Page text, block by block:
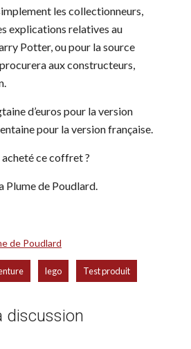
les collectionneurs,
explications relatives au
Potter, ou pour la source
aux constructeurs,
d’euros pour la version
pour la version française.
ce coffret ?
Plume de Poudlard.
lego Test produit
discussion